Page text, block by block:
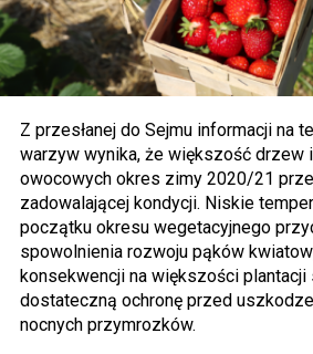
Z przesłanej do Sejmu informacji na
warzyw wynika, że większość drzew
owocowych okres zimy 2020/21
zadowalającej kondycji. Niskie
początku okresu wegetacyjnego
spowolnienia rozwoju pąków
konsekwencji na większości plantacji
dostateczną ochronę przed
nocnych przymrozków.